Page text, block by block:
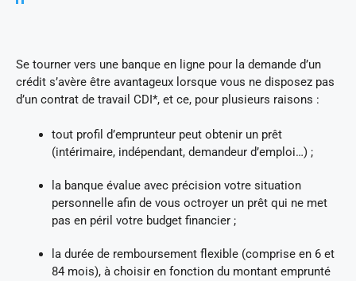
Se tourner vers une banque en ligne pour la demande d’un
crédit s’avère être avantageux lorsque vous ne disposez pas
d’un contrat de travail CDI*, et ce, pour plusieurs raisons :
tout profil d’emprunteur peut obtenir un prêt
(intérimaire, indépendant, demandeur d’emploi…) ;
la banque évalue avec précision votre situation
personnelle afin de vous octroyer un prêt qui ne met
pas en péril votre budget financier ;
la durée de remboursement flexible (comprise en 6 et
84 mois), à choisir en fonction du montant emprunté